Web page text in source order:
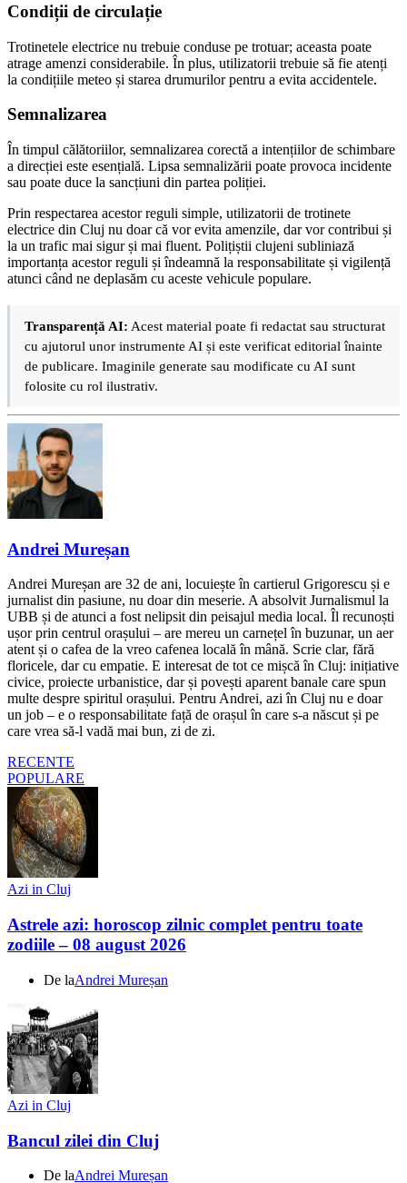
Condiții de circulație
Trotinetele electrice nu trebuie conduse pe trotuar; aceasta poate
atrage amenzi considerabile. În plus, utilizatorii trebuie să fie atenți
la condițiile meteo și starea drumurilor pentru a evita accidentele.
Semnalizarea
În timpul călătoriilor, semnalizarea corectă a intențiilor de schimbare
a direcției este esențială. Lipsa semnalizării poate provoca incidente
sau poate duce la sancțiuni din partea poliției.
Prin respectarea acestor reguli simple, utilizatorii de trotinete
electrice din Cluj nu doar că vor evita amenzile, dar vor contribui și
la un trafic mai sigur și mai fluent. Polițiștii clujeni subliniază
importanța acestor reguli și îndeamnă la responsabilitate și vigilență
atunci când ne deplasăm cu aceste vehicule populare.
Transparență AI: Acest material poate fi redactat sau structurat
cu ajutorul unor instrumente AI și este verificat editorial înainte
de publicare. Imaginile generate sau modificate cu AI sunt
folosite cu rol ilustrativ.
Andrei Mureșan
Andrei Mureșan are 32 de ani, locuiește în cartierul Grigorescu și e
jurnalist din pasiune, nu doar din meserie. A absolvit Jurnalismul la
UBB și de atunci a fost nelipsit din peisajul media local. Îl recunoști
ușor prin centrul orașului – are mereu un carnețel în buzunar, un aer
atent și o cafea de la vreo cafenea locală în mână. Scrie clar, fără
floricele, dar cu empatie. E interesat de tot ce mișcă în Cluj: inițiative
civice, proiecte urbanistice, dar și povești aparent banale care spun
multe despre spiritul orașului. Pentru Andrei, azi în Cluj nu e doar
un job – e o responsabilitate față de orașul în care s-a născut și pe
care vrea să-l vadă mai bun, zi de zi.
RECENTE
POPULARE
Azi in Cluj
Astrele azi: horoscop zilnic complet pentru toate
zodiile – 08 august 2026
De laAndrei Mureșan
Azi in Cluj
Bancul zilei din Cluj
De laAndrei Mureșan